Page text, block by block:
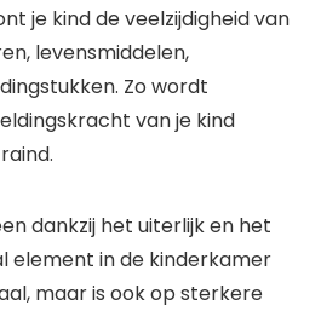
je kind de veelzijdigheid van
levensmiddelen,
Zo wordt
van je kind
dankzij het uiterlijk en het
element in de kinderkamer
maar is ook op sterkere